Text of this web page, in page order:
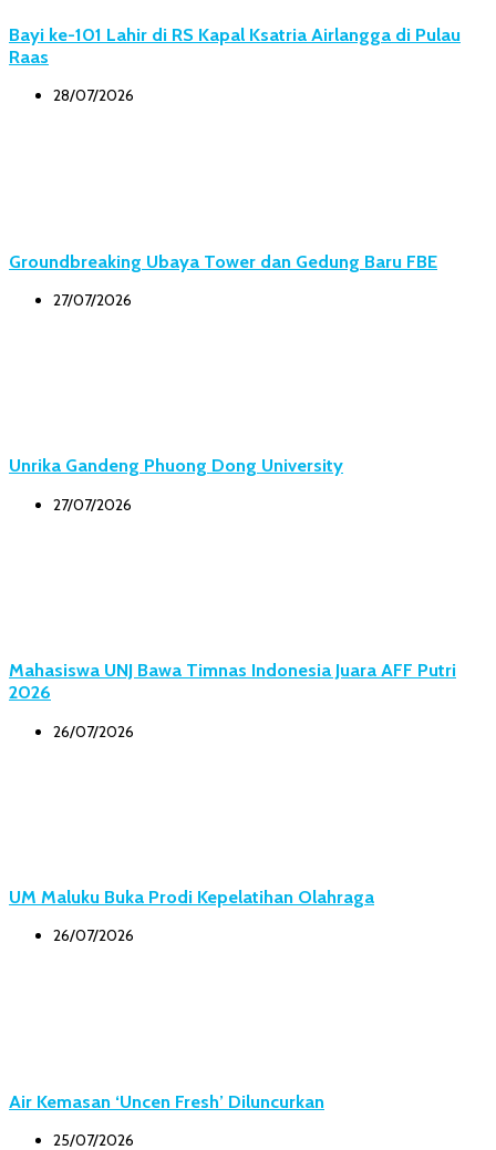
Bayi ke-101 Lahir di RS Kapal Ksatria Airlangga di Pulau
Raas
28/07/2026
Groundbreaking Ubaya Tower dan Gedung Baru FBE
27/07/2026
Unrika Gandeng Phuong Dong University
27/07/2026
Mahasiswa UNJ Bawa Timnas Indonesia Juara AFF Putri
2026
26/07/2026
UM Maluku Buka Prodi Kepelatihan Olahraga
26/07/2026
Air Kemasan ‘Uncen Fresh’ Diluncurkan
25/07/2026